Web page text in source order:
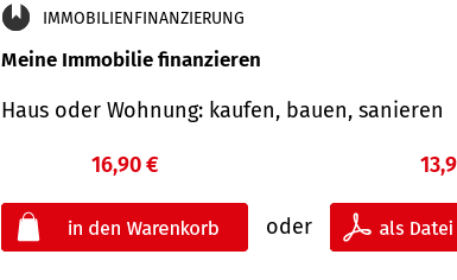
IMMOBILIENFINANZIERUNG
Meine Immobilie finanzieren
Haus oder Wohnung: kaufen, bauen, sanieren
16,90 €
oder